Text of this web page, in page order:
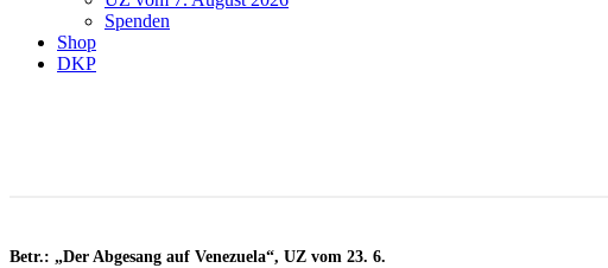
Spenden
Shop
DKP
Betr.: „Der Abgesang auf Venezuela“, UZ vom 23. 6.